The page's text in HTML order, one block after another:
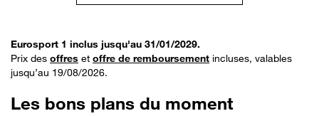
Eurosport 1 inclus jusqu'au 31/01/2029.
Prix des offres et offre de remboursement incluses, valables
jusqu’au 19/08/2026.
Les bons plans du moment